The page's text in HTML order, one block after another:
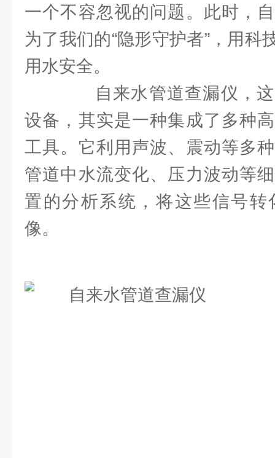
一个不容忽视的问题。此时，
为了我们的“隐形守护者”，用科
用水安全。
自来水管道查漏仪，这
设备，其实是一种集成了多种
工具。它利用声波、震动等多
管道中水流变化、压力波动等
置的分析系统，将这些信号
像。